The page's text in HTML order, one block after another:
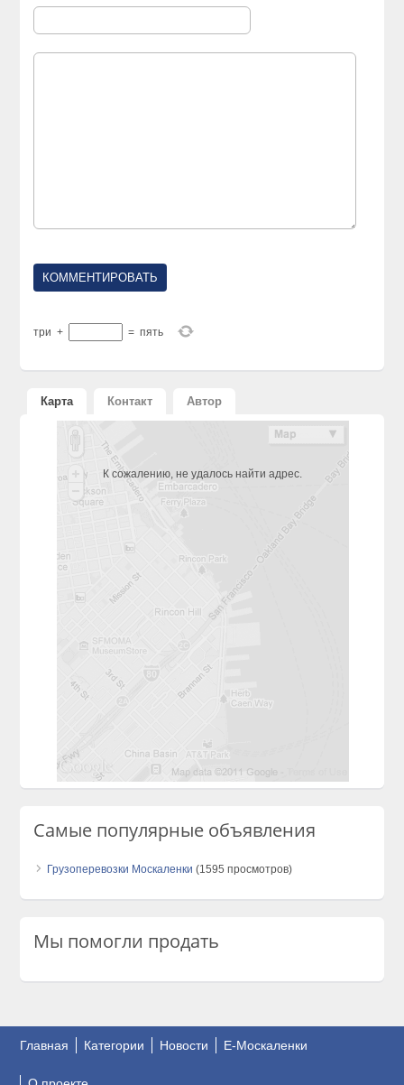
три + = пять
Карта Контакт Автор
К сожалению, не удалось найти адрес.
Самые популярные объявления
Грузоперевозки Москаленки (1595 просмотров)
Мы помогли продать
Главная Категории Новости E-Москаленки